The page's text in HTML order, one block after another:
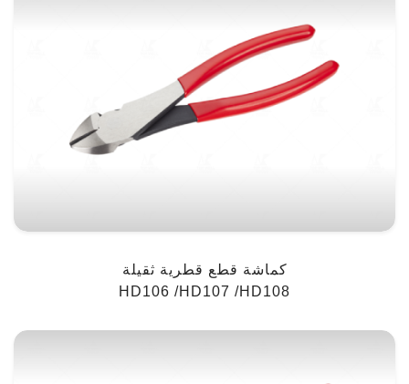
كماشة قطع قطرية ثقيلة
HD106 /HD107 /HD108